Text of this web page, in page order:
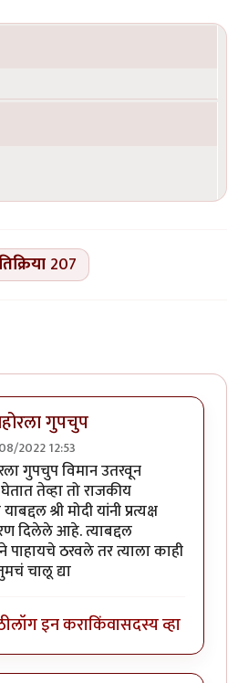
207
गुपचुप
2022 12:53
शेठ लाहोरला गुपचुपby
गुपचुप विमान उतरवून
तेव्हा तो राजकीय
श्री मोदी यांनी प्रत्यक्ष
दिलेले आहे. त्याबद्दल
पाहायचे ठरवले तर त्याला काही
चालू द्या
लॉग इन कराकिंवासदस्य व्हा